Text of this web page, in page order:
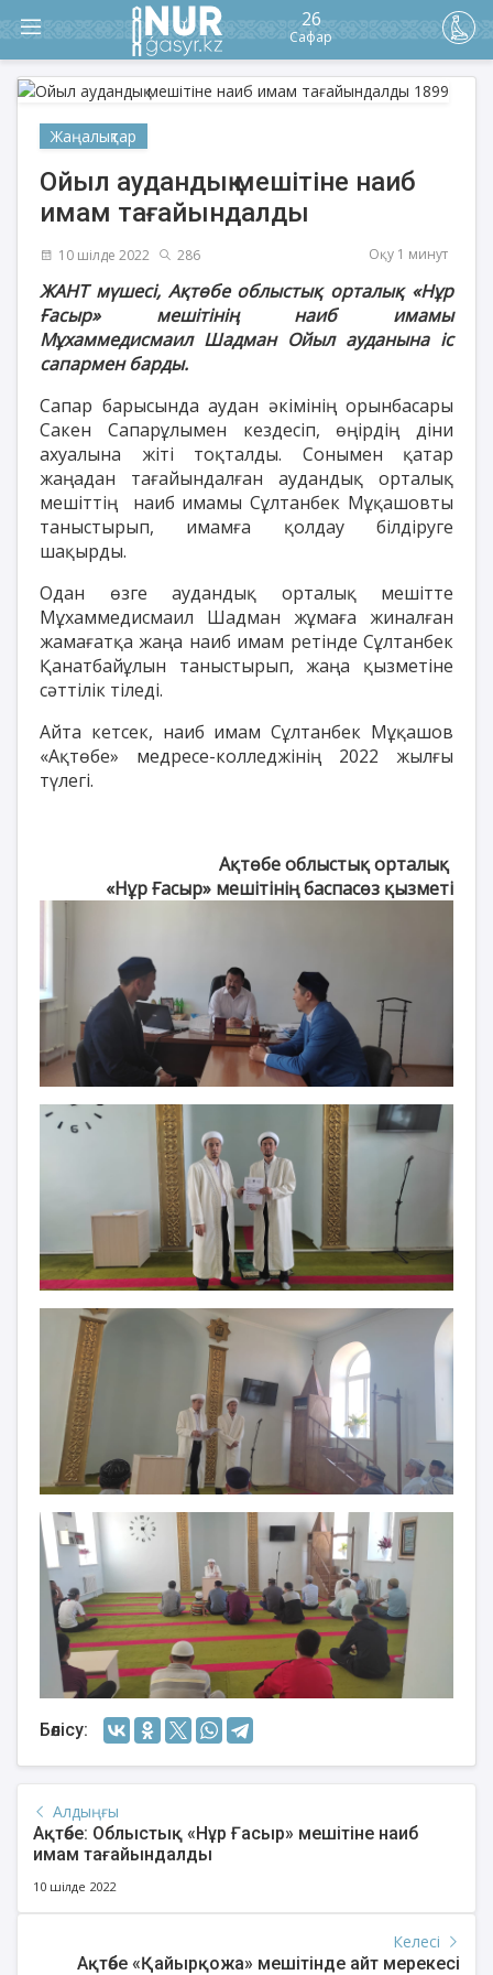
26
Сафар
Жаңалықтар
Ойыл аудандық мешітіне наиб
имам тағайындалды
10 шілде 2022 286 Оқу 1 минут
ЖАНТ мүшесі, Ақтөбе облыстық орталық «Нұр
Ғасыр» мешітінің наиб имамы
Мұхаммедисмаил Шадман Ойыл ауданына іс
сапармен барды.
Сапар барысында аудан әкімінің орынбасары
Сакен Сапарұлымен кездесіп, өңірдің діни
ахуалына жіті тоқталды. Сонымен қатар
жаңадан тағайындалған аудандық орталық
мешіттің наиб имамы Сұлтанбек Мұқашовты
таныстырып, имамға қолдау білдіруге
шақырды.
Одан өзге аудандық орталық мешітте
Мұхаммедисмаил Шадман жұмаға жиналған
жамағатқа жаңа наиб имам ретінде Сұлтанбек
Қанатбайұлын таныстырып, жаңа қызметіне
сәттілік тіледі.
Айта кетсек, наиб имам Сұлтанбек Мұқашов
«Ақтөбе» медресе-колледжінің 2022 жылғы
түлегі.
Ақтөбе облыстық орталық
«Нұр Ғасыр» мешітінің баспасөз қызметі
Бөлісу:
Алдыңғы
Ақтөбе: Облыстық «Нұр Ғасыр» мешітіне наиб
имам тағайындалды
10 шілде 2022
Келесі
Ақтөбе «Қайырқожа» мешітінде айт мерекесі